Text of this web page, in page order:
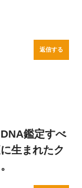
返信する
鑑定すべ
生まれたク